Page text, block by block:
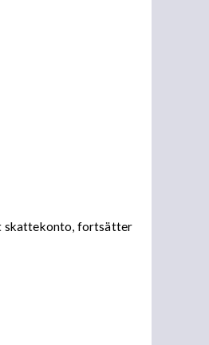
skattekonto, fortsätter